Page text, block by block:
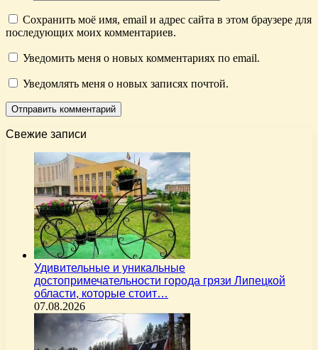
Сохранить моё имя, email и адрес сайта в этом браузере для
последующих моих комментариев.
Уведомить меня о новых комментариях по email.
Уведомлять меня о новых записях почтой.
Свежие записи
Удивительные и уникальные
достопримечательности города грязи Липецкой
области, которые стоит…
07.08.2026